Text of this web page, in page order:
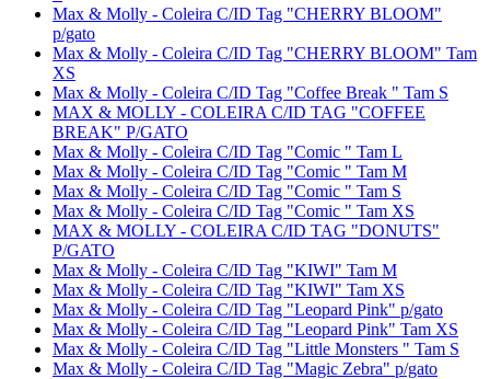
Max & Molly - Coleira C/ID Tag "CHERRY BLOOM"
p/gato
Max & Molly - Coleira C/ID Tag "CHERRY BLOOM" Tam
XS
Max & Molly - Coleira C/ID Tag "Coffee Break " Tam S
MAX & MOLLY - COLEIRA C/ID TAG "COFFEE
BREAK" P/GATO
Max & Molly - Coleira C/ID Tag "Comic " Tam L
Max & Molly - Coleira C/ID Tag "Comic " Tam M
Max & Molly - Coleira C/ID Tag "Comic " Tam S
Max & Molly - Coleira C/ID Tag "Comic " Tam XS
MAX & MOLLY - COLEIRA C/ID TAG "DONUTS"
P/GATO
Max & Molly - Coleira C/ID Tag "KIWI" Tam M
Max & Molly - Coleira C/ID Tag "KIWI" Tam XS
Max & Molly - Coleira C/ID Tag "Leopard Pink" p/gato
Max & Molly - Coleira C/ID Tag "Leopard Pink" Tam XS
Max & Molly - Coleira C/ID Tag "Little Monsters " Tam S
Max & Molly - Coleira C/ID Tag "Magic Zebra" p/gato